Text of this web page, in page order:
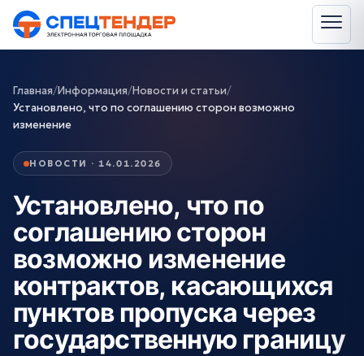
Главная/Информация/Новости и статьи/
Установлено, что по соглашению сторон возможно
изменение
НОВОСТИ · 14.01.2026
Установлено, что по
соглашению сторон
возможно изменение
контрактов, касающихся
пунктов пропуска через
государственную границу